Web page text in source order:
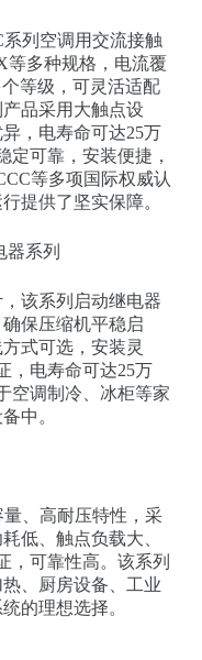
列空调用交流接触
等多种规格，电流覆
等级，可灵活适配
品采用大触点设
，电寿命可达25万
定可靠，安装便捷，
等多项国际权威认
提供了坚实保障。
系列
该系列启动继电器
保压缩机平稳启
式可选，安装灵
，电寿命可达25万
空调制冷、冰柜等家
中。
、高耐压特性，采
低、触点负载大、
，可靠性高。该系列
、厨房设备、工业
的理想选择。